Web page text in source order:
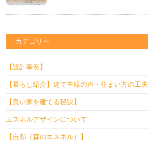
カテゴリー
【設計事例】
【暮らし紹介】建て主様の声・住まい方の工夫
【良い家を建てる秘訣】
エスネルデザインについて
【自邸（森のエスネル）】